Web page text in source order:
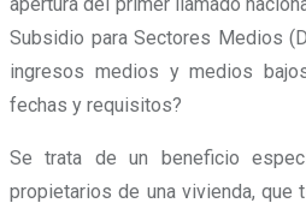
Subsidio para Sectores Medios
ingresos medios y medios
fechas y requisitos?
Se trata de un beneficio
propietarios de una vivienda, que